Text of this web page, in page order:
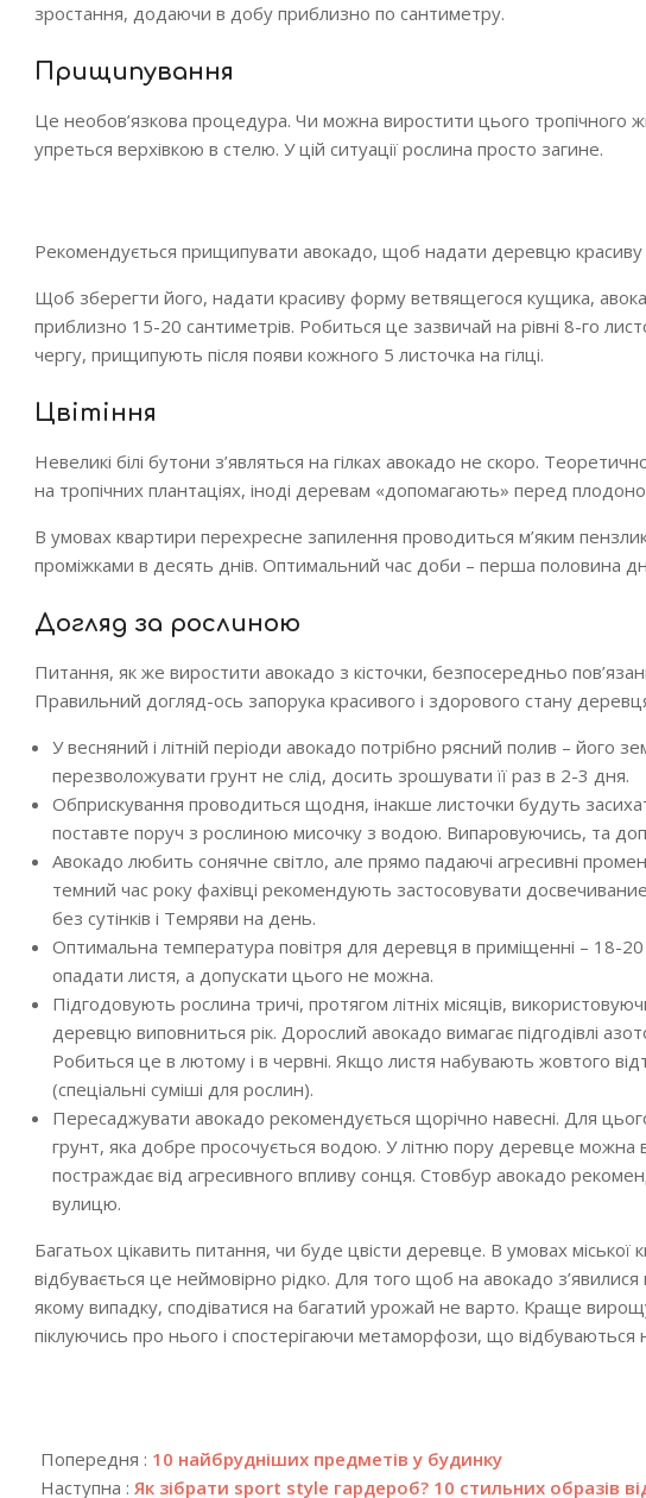
зростання, додаючи в добу приблизно по сантиметру.
Прищипування
Це необов’язкова процедура. Чи можна виростити цього тропічного
упреться верхівкою в стелю. У цій ситуації рослина просто загине.
Рекомендується прищипувати авокадо, щоб надати деревцю
Щоб зберегти його, надати красиву форму ветвящегося кущика,
приблизно 15-20 сантиметрів. Робиться це зазвичай на рівні 8-го
чергу, прищипують після появи кожного 5 листочка на гілці.
Цвітіння
Невеликі білі бутони з’являться на гілках авокадо не скоро.
на тропічних плантаціях, іноді деревам «допомагають» перед
В умовах квартири перехресне запилення проводиться м’яким
проміжками в десять днів. Оптимальний час доби – перша половина
Догляд за рослиною
Питання, як же виростити авокадо з кісточки, безпосередньо
Правильний догляд-ось запорука красивого і здорового стану
У весняний і літній періоди авокадо потрібно рясний полив – його
перезволожувати грунт не слід, досить зрошувати її раз в 2-3 дня.
Обприскування проводиться щодня, інакше листочки будуть
поставте поруч з рослиною мисочку з водою. Випаровуючись, та
Авокадо любить сонячне світло, але прямо падаючі агресивні
темний час року фахівці рекомендують застосовувати
без сутінків і Темряви на день.
Оптимальна температура повітря для деревця в приміщенні – 18-20
опадати листя, а допускати цього не можна.
Підгодовують рослина тричі, протягом літніх місяців,
деревцю виповниться рік. Дорослий авокадо вимагає підгодівлі
Робиться це в лютому і в червні. Якщо листя набувають жовтого
(спеціальні суміші для рослин).
Пересаджувати авокадо рекомендується щорічно навесні. Для
грунт, яка добре просочується водою. У літню пору деревце можна
постраждає від агресивного впливу сонця. Стовбур авокадо
вулицю.
Багатьох цікавить питання, чи буде цвісти деревце. В умовах
відбувається це неймовірно рідко. Для того щоб на авокадо
якому випадку, сподіватися на багатий урожай не варто. Краще
піклуючись про нього і спостерігаючи метаморфози, що відбуваються
04-
05
Попередня : 10 найбрудніших предметів у будинку
Наступна : Як зібрати sport style гардероб? 10 стильних образів